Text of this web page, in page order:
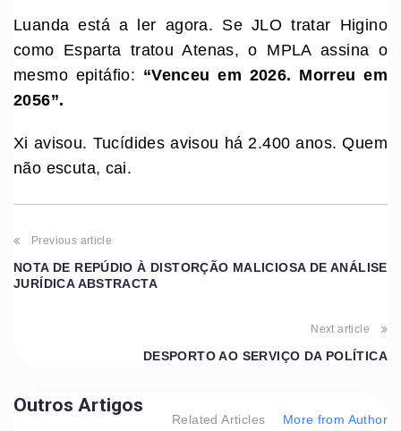
Luanda está a ler agora. Se JLO tratar Higino
como Esparta tratou Atenas, o MPLA assina o
mesmo epitáfio: “Venceu em 2026. Morreu em
2056”.
Xi avisou. Tucídides avisou há 2.400 anos. Quem
não escuta, cai.
Previous article
NOTA DE REPÚDIO À DISTORÇÃO MALICIOSA DE ANÁLISE
JURÍDICA ABSTRACTA
Next article
DESPORTO AO SERVIÇO DA POLÍTICA
Outros Artigos
Related Articles More from Author